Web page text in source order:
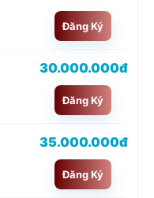
Đăng Ký
30.000.000đ
Đăng Ký
35.000.000đ
Đăng Ký